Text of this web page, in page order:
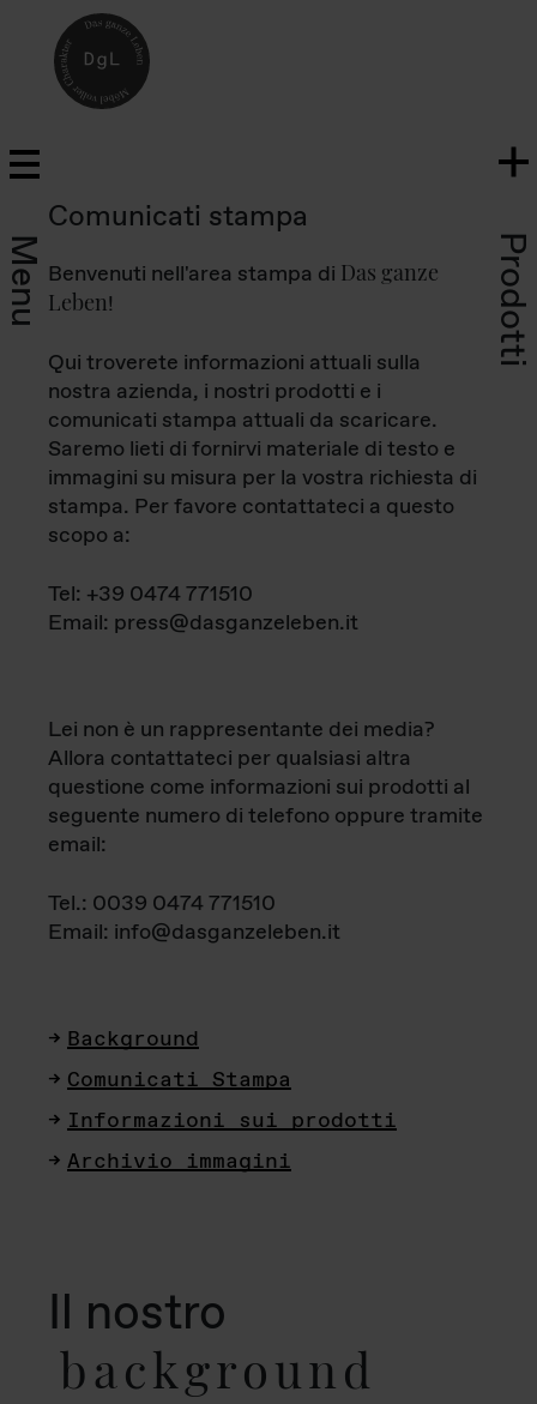
Menu Prodotti
Comunicati stampa
Benvenuti nell'area stampa di Das ganze
Leben!
Qui troverete informazioni attuali sulla
nostra azienda, i nostri prodotti e i
comunicati stampa attuali da scaricare.
Saremo lieti di fornirvi materiale di testo e
immagini su misura per la vostra richiesta di
stampa. Per favore contattateci a questo
scopo a:
Tel: +39 0474 771510
Email: press@dasganzeleben.it
Lei non è un rappresentante dei media?
Allora contattateci per qualsiasi altra
questione come informazioni sui prodotti al
seguente numero di telefono oppure tramite
email:
Tel.: 0039 0474 771510
Email: info@dasganzeleben.it
Background
Comunicati Stampa
Informazioni sui prodotti
Archivio immagini
Il nostro
background